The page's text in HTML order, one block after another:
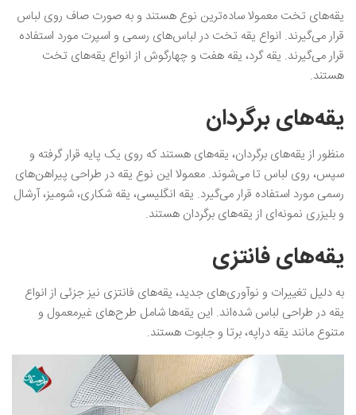
یقه‌های تخت معمولا ساده‌ترین نوع هستند و به صورت صاف روی لباس
قرار می‌گیرند‌. انواع یقه تخت در لباس‌های رسمی و اسپرت مورد استفاده
قرار می‌گیرند. یقه گرد، یقه هفت و چهارگوش از انواع یقه‌های تخت
هستند.
یقه‌های برگردان
منظور از یقه‌های برگردان، یقه‌های هستند که روی یک پایه قرار گرفته و
سپس، روی لباس تا می‌شوند. معمولا این نوع یقه در طراحی پیراهن‌های
رسمی مورد استفاده قرار می‌گیرد. یقه انگلیسی، یقه شکاری، شومیز، آرشال
و بلیزری نمونه‌ای از یقه‌های برگردان هستند.
یقه‌های فانتزی
به دلیل تغییرات و نوآوری‌های جدید، یقه‌های فانتزی نیز جزئی از انواع
یقه در طراحی لباس شده‌اند. این یقه‌ها شامل طرح‌های غیرمعمول و
متنوع مانند یقه دراپه، برتا و جابوت هستند.